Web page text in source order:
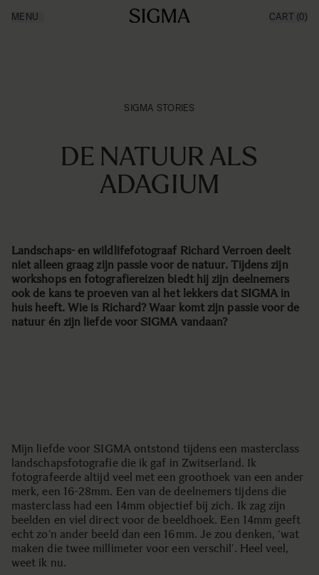
Producten
MENU CART (0)
SIGMA STORIES
DE NATUUR ALS
ADAGIUM
Landschaps- en wildlifefotograaf Richard Verroen deelt
niet alleen graag zijn passie voor de natuur. Tijdens zijn
workshops en fotografiereizen biedt hij zijn deelnemers
ook de kans te proeven van al het lekkers dat SIGMA in
huis heeft. Wie is Richard? Waar komt zijn passie voor de
natuur én zijn liefde voor SIGMA vandaan?
Mijn liefde voor SIGMA ontstond tijdens een masterclass
landschapsfotografie die ik gaf in Zwitserland. Ik
fotografeerde altijd veel met een groothoek van een ander
merk, een 16-28mm. Een van de deelnemers tijdens die
masterclass had een 14mm objectief bij zich. Ik zag zijn
beelden en viel direct voor de beeldhoek. Een 14mm geeft
echt zo’n ander beeld dan een 16mm. Je zou denken, ‘wat
maken die twee millimeter voor een verschil’. Heel veel,
weet ik nu.